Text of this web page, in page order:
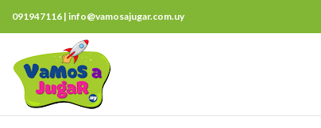
091947116 | info@vamosajugar.com.uy